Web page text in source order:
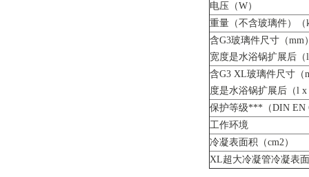
电压（W）
重量（不含玻璃件）（
含G3玻璃件尺寸（mm
宽度是水浴锅扩展后
含G3 XL玻璃件尺寸（
度是水浴锅扩展后（l x
保护等级***（DIN EN
工作环境
冷凝表面积（cm2）
XL超大冷凝管冷凝表